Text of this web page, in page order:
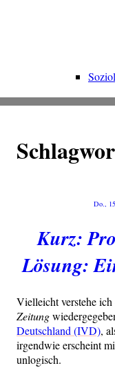
Do.,
Kurz:
Lösung:
Viel­leicht ver­ste­he ich
Zei­tung
Deutsch­land (IVD),
irgend­wie erscheint
unlogisch.